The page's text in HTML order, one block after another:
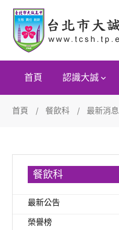
首頁 認識大誠
首頁 餐飲科 最新消息
餐飲科
最新公告
榮譽榜